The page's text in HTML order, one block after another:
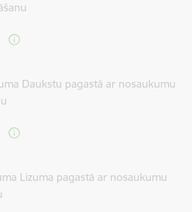
Daukstu pagastā ar nosaukumu
Lizuma pagastā ar nosaukumu